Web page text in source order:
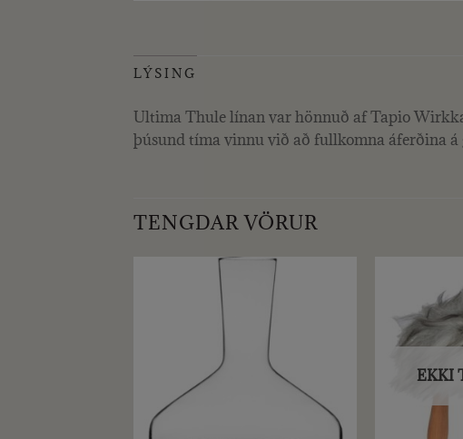
LÝSING
Ultima Thule línan var hönnuð af Tapio
þúsund tíma vinnu við að fullkomna áferðina á
TENGDAR VÖRUR
EKKI